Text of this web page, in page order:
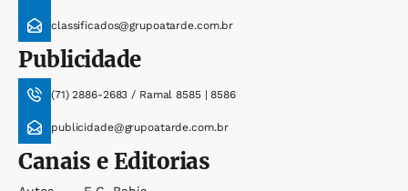
classificados@grupoatarde.com.br
Publicidade
(71) 2886-2683 / Ramal 8585 | 8586
publicidade@grupoatarde.com.br
Canais e Editorias